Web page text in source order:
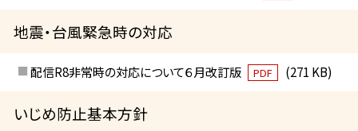
地震・台風緊急時の対応
配信R8非常時の対応について６月改訂版 PDF (271 KB)
いじめ防止基本方針